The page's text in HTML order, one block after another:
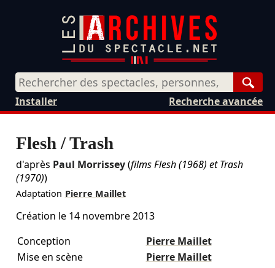
Recherche avancée
Installer
Flesh / Trash
d'après Paul Morrissey(films Flesh (1968) et Trash
(1970))
Adaptation Pierre Maillet
Création le 14 novembre 2013
Conception
Pierre Maillet
Mise en scène
Pierre Maillet